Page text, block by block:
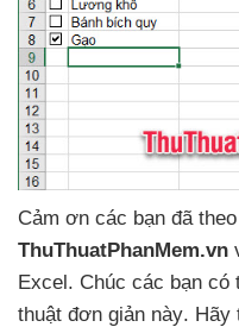
Cảm ơn các bạn đã
ThuThuatPhanMem.vn
Excel. Chúc các bạn có
thuật đơn giản này. Hãy